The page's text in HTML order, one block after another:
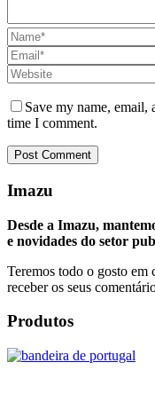
Save my name,
time I comment.
Imazu
Desde a Imazu,
e novidades do setor
Teremos todo o gosto em
receber os seus
Produtos